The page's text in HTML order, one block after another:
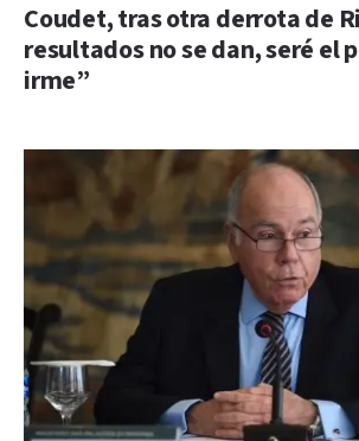
Coudet, tras otra derrota de
resultados no se dan, seré el
irme”